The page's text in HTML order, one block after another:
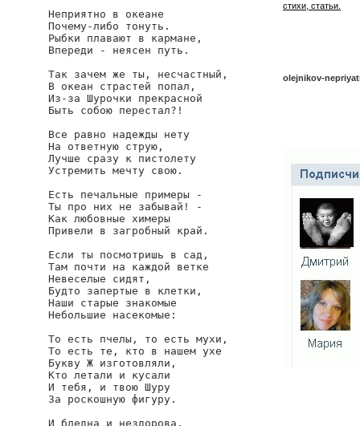
Неприятно в океане
Почему-либо тонуть.
Рыбки плавают в кармане,
Впереди - неясен путь.
Так зачем же ты, несчастный,
В океан страстей попал,
Из-за Шурочки прекрасной
Быть собою перестал?!
Все равно надежды нету
На ответную струю,
Лучше сразу к пистолету
Устремить мечту свою.
Есть печальные примеры -
Ты про них не забывай! -
Как любовные химеры
Привели в загробный край.
Если ты посмотришь в сад,
Там почти на каждой ветке
Невеселые сидят,
Будто запертые в клетки,
Наши старые знакомые
Небольшие насекомые:
То есть пчелы, то есть мухи,
То есть те, кто в нашем ухе
Букву Ж изготовляли,
Кто летали и кусали
И тебя, и твою Шуру
За роскошную фигуру.
И бледна и нездорова,
стихи, статьи.
olejnikov-